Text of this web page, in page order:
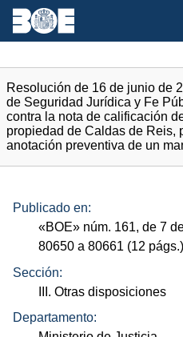
Resolución de 16 de junio de
de Seguridad Jurídica y Fe
contra la nota de calificación
propiedad de Caldas de Reis,
anotación preventiva de un
Publicado en:
«BOE» núm. 161, de 7
80650 a 80661 (12 págs.)
Sección:
III. Otras disposiciones
Departamento: